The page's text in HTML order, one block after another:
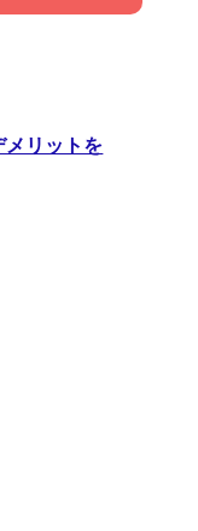
メリットを